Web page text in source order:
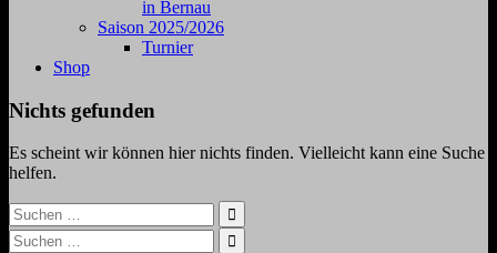
in Bernau
Saison 2025/2026
Turnier
Shop
Nichts gefunden
Es scheint wir können hier nichts finden. Vielleicht kann eine Suche
helfen.
Suchen
nach:
Suchen
Suchen